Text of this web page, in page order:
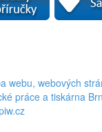
webu, webových
práce a tiskárna